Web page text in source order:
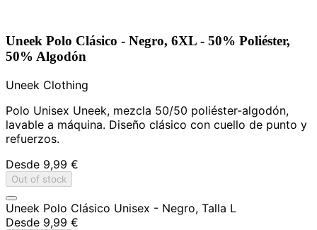
Uneek Polo Clásico - Negro, 6XL - 50% Poliéster,
50% Algodón
Uneek Clothing
Polo Unisex Uneek, mezcla 50/50 poliéster-algodón,
lavable a máquina. Diseño clásico con cuello de punto y
refuerzos.
Desde 9,99 €
Out of stock
Uneek Polo Clásico Unisex - Negro, Talla L
Desde 9,99 €